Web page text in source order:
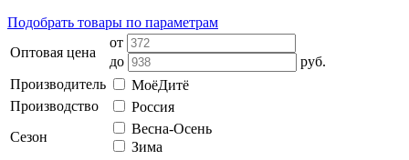
Подобрать товары по параметрам
Оптовая цена
от
до
руб.
Производитель
МоёДитё
Производство
Россия
Сезон
Весна-Осень
Зима